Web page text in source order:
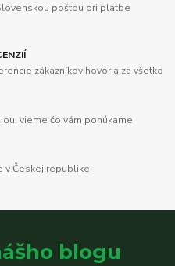
poštou pri platbe
zákazníkov hovoria za všetko
vieme čo vám ponúkame
v Českej republike
blogu